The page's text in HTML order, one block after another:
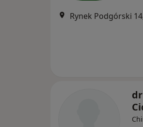
Rynek Podgórski